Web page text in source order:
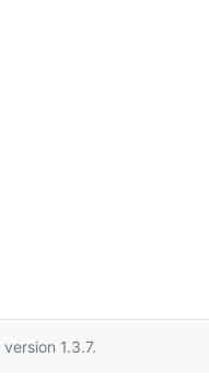
version 1.3.7.